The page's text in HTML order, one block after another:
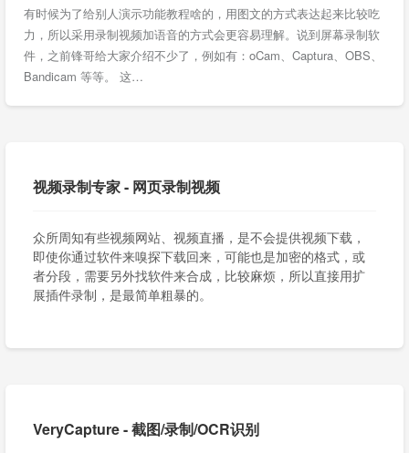
有时候为了给别人演示功能教程啥的，用图文的方式表达起来比较吃
力，所以采用录制视频加语音的方式会更容易理解。说到屏幕录制软
件，之前锋哥给大家介绍不少了，例如有：oCam、Captura、OBS、
Bandicam 等等。 这…
视频录制专家 - 网页录制视频
众所周知有些视频网站、视频直播，是不会提供视频下载，
即使你通过软件来嗅探下载回来，可能也是加密的格式，或
者分段，需要另外找软件来合成，比较麻烦，所以直接用扩
展插件录制，是最简单粗暴的。
VeryCapture - 截图/录制/OCR识别